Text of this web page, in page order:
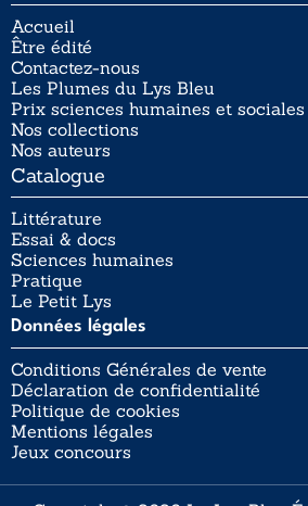
Accueil
Être édité
Contactez-nous
Les Plumes du Lys Bleu
Prix sciences humaines et sociales
Nos collections
Nos auteurs
Catalogue
Littérature
Essai & docs
Sciences humaines
Pratique
Le Petit Lys
Données légales
Conditions Générales de vente
Déclaration de confidentialité
Politique de cookies
Mentions légales
Jeux concours